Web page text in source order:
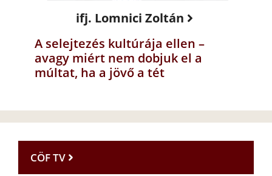
ifj. Lomnici Zoltán
A selejtezés kultúrája ellen –
avagy miért nem dobjuk el a
múltat, ha a jövő a tét
CÖF TV